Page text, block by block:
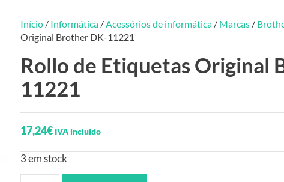
Início / Informática /Acessórios de informática / Marcas /
Original Brother DK-11221
Rollo de Etiquetas Original
11221
17,24€ IVA incluido
3 em stock